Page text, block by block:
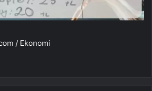
/ Ekonomi